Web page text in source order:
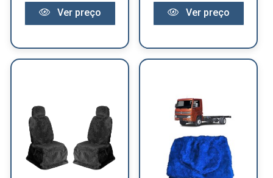
Ver preço Ver preço